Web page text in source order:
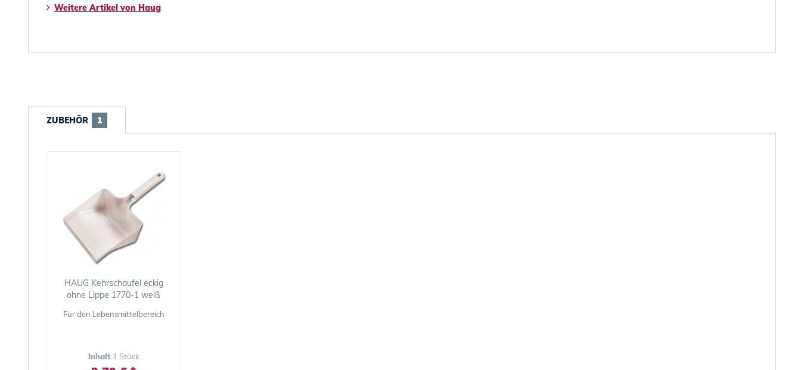
Weitere Artikel von Haug
ZUBEHÖR 1
HAUG Kehrschaufel eckig
ohne Lippe 1770-1 weiß
Für den Lebensmittelbereich
Inhalt 1 Stück